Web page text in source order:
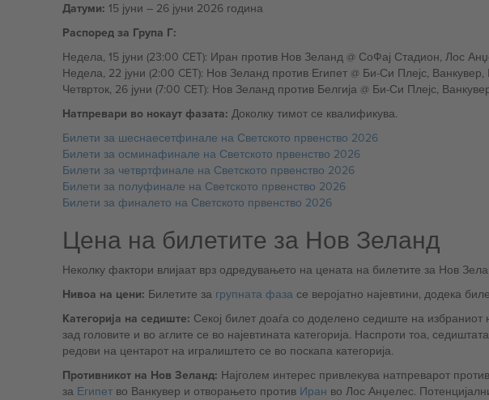
Датуми: 15 јуни – 26 јуни 2026 година
Распоред за Група Г:
Натпревари во нокаут фазата: Доколку тимот се квалификува.
Билети за шеснаесетфинале на Светското првенство 2026
Билети за осминафинале на Светското првенство 2026
Билети за четвртфинале на Светското првенство 2026
Билети за полуфинале на Светското првенство 2026
Билети за финалето на Светското првенство 2026
Цена на билетите за Нов Зеланд
Неколку фактори влијаат врз одредувањето на цената на билетите за Нов
Нивоа на цени: Билетите за групната фазасе веројатно најевтини, додека
Категорија на седиште: Секој билет доаѓа со доделено седиште на
зад головите и во аглите се во најевтината категорија. Наспроти тоа,
редови на центарот на игралиштето се во поскапа категорија.
Противникот на Нов Зеланд: Најголем интерес привлекува натпреварот против
за Египетво Ванкувер и отворањето против Иран во Лос Анџелес.